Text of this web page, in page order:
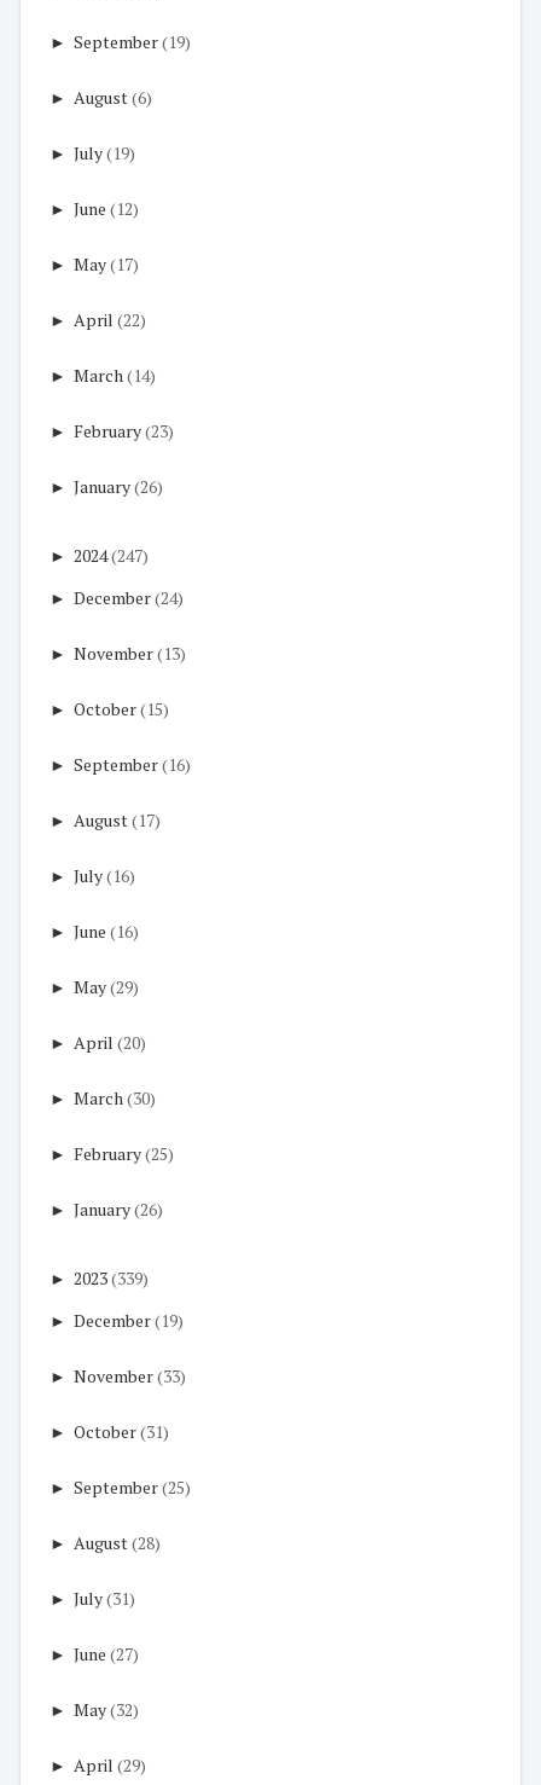
► September(19)
► August(6)
► July(19)
► June (12)
► May(17)
► April (22)
► March(14)
► February(23)
► January(26)
► 2024(247)
► December(24)
► November(13)
► October(15)
► September(16)
► August(17)
► July(16)
► June (16)
► May(29)
► April (20)
► March(30)
► February(25)
► January(26)
► 2023(339)
► December(19)
► November(33)
► October(31)
► September(25)
► August(28)
► July(31)
► June (27)
► May(32)
► April (29)